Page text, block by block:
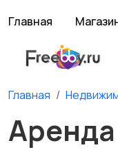
Главная
Главная